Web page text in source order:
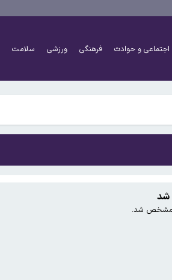
اجتماعی و حوادث فرهنگی ورزشی سلامت